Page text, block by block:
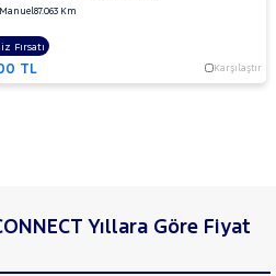
Manuel87.063 Km
TL Karşılaştır
Fırsatı
Yıllara Göre Fiyat